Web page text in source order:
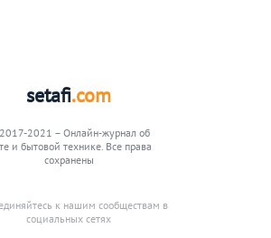
setafi.com
2021 – Онлайн-журнал об
и бытовой технике. Все права
сохранены
к нашим сообществам в
социальных сетях